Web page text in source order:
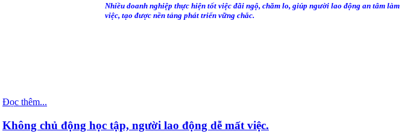
Nhiều doanh nghiệp thực hiện tốt việc đãi ngộ, chăm lo, giúp người lao động an tâm làm
việc, tạo được nền tảng phát triển vững chắc.
Đọc thêm...
Không chủ động học tập, người lao động dễ mất việc.